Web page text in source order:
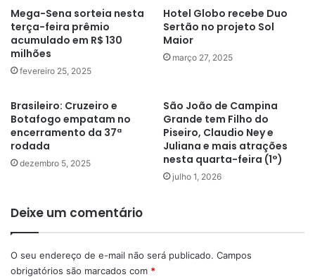
Mega-Sena sorteia nesta
terça-feira prêmio
acumulado em R$ 130
milhões
fevereiro 25, 2025
Hotel Globo recebe Duo
Sertão no projeto Sol
Maior
março 27, 2025
Brasileiro: Cruzeiro e
Botafogo empatam no
encerramento da 37ª
rodada
dezembro 5, 2025
São João de Campina
Grande tem Filho do
Piseiro, Claudio Ney e
Juliana e mais atrações
nesta quarta-feira (1°)
julho 1, 2026
Deixe um comentário
O seu endereço de e-mail não será publicado. Campos
obrigatórios são marcados com *